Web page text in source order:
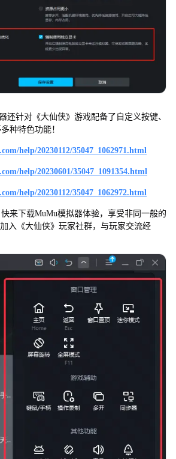
针对《大仙侠》游戏配备了自定义按键、
种特色功能！
help/20230112/35047_1062971.html
help/20230601/35047_1091354.html
help/20230112/35047_1062972.html
下载MuMu模拟器体验，享受非同一般的
入《大仙侠》玩家社群，与玩家交流经